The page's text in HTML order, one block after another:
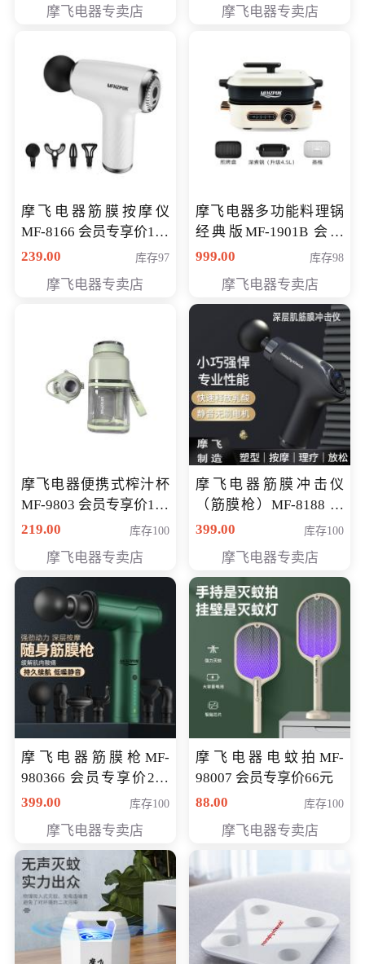
摩飞电器专卖店 摩飞电器专卖店
摩飞电器筋膜按摩仪
MF-8166 会员专享价168
元
239.00 库存97
摩飞电器专卖店
摩飞电器多功能料理锅
经典版MF-1901B 会员
专享价399元
999.00 库存98
摩飞电器专卖店
摩飞电器便携式榨汁杯
MF-9803 会员专享价138
元
219.00 库存100
摩飞电器专卖店
摩飞电器筋膜冲击仪
（筋膜枪）MF-8188 会
员专享价268元
399.00 库存100
摩飞电器专卖店
摩飞电器筋膜枪MF-
980366 会员专享价299
元
399.00 库存100
摩飞电器专卖店
摩飞电器电蚊拍MF-
98007 会员专享价66元
88.00
库存100
摩飞电器专卖店